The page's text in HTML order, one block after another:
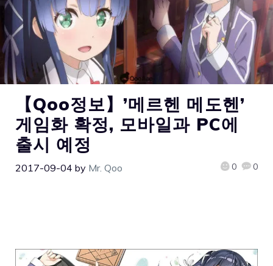
【Qoo정보】’메르헨 메도헨’
게임화 확정, 모바일과 PC에
출시 예정
2017-09-04 by Mr. Qoo 0 0